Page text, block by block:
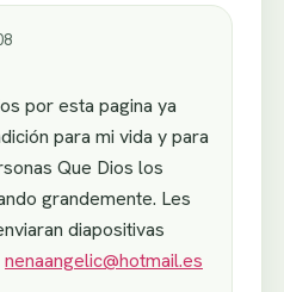
por esta pagina ya
para mi vida y para
Que Dios los
grandemente. Les
diapositivas
nenaangelic@hotmail.es